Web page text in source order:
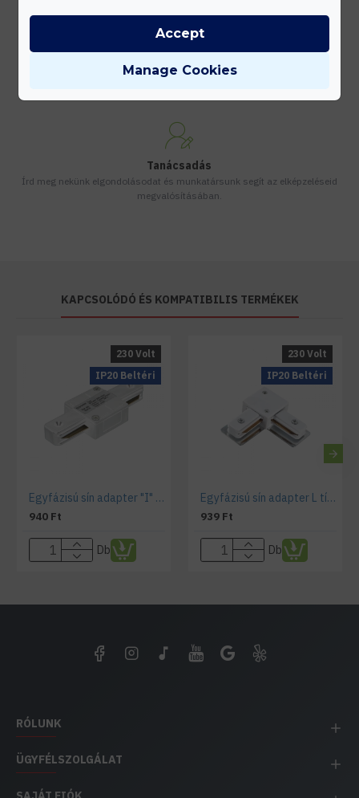
Gyors kiszállítás
Tanácsadás
Írd meg nekünk elgondolásodat és munkatársunk segít az elképzeléseid
megvalósításában.
KAPCSOLÓDÓ ÉS KOMPATIBILIS TERMÉKEK
IP20 Beltéri
230 Volt
Egyfázisú sín adapter "I" típus fehér
940 Ft
Db
IP20 Beltéri
230 Volt
Egyfázisú sín adapter L típus fehér
939 Ft
Db
RÓLUNK
ÜGYFÉLSZOLGÁLAT
Manage Cookies
Accept